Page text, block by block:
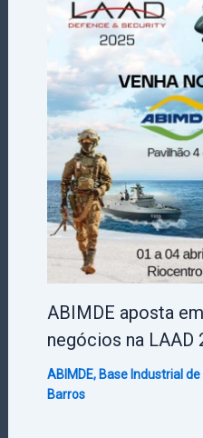
ABIMDE aposta
negócios na LAAD
ABIMDE, Base Industrial
Barros